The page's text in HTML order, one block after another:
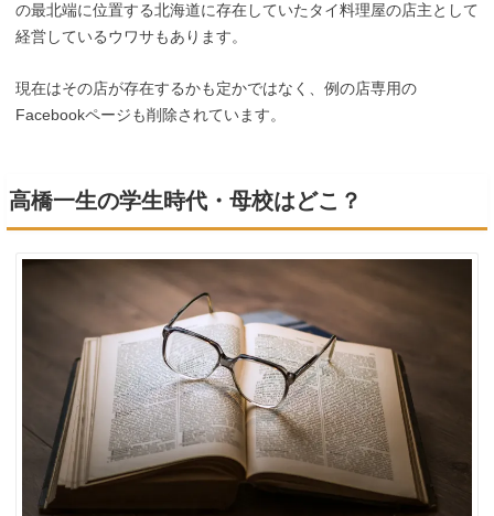
の最北端に位置する北海道に存在していたタイ料理屋の店主として
経営しているウワサもあります。
現在はその店が存在するかも定かではなく、例の店専用の
Facebookページも削除されています。
高橋一生の学生時代・母校はどこ？